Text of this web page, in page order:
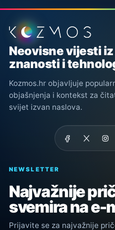
Podnožje stranice
Neovisne vijesti
znanosti i
Kozmos.hr objavljuje
objašnjenja i kontekst za
svijet izvan naslova.
NEWSLETTER
Najvažnije
svemira na e-
Prijavite se za najvažnije